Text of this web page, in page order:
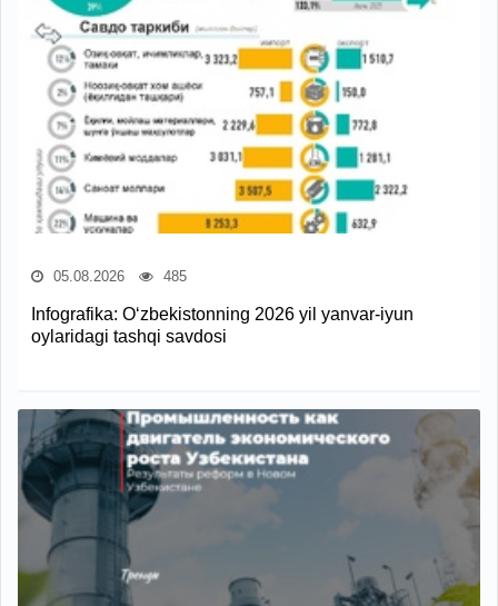
05.08.2026 485
Infografika: O‘zbekistonning 2026 yil yanvar-iyun
oylaridagi tashqi savdosi